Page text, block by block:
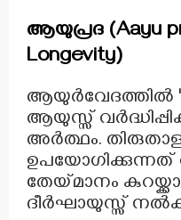
ആയുപ്രദ (Aayu
Longevity)
ആയുർവേദത്തിൽ
ആയുസ്സ്
അർത്ഥം.
ഉപയോഗിക്കുന്നത്
തേയ്മാനം
ദീർഘായുസ്സ്